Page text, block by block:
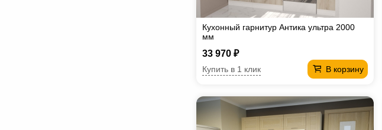
Кухонный гарнитур Антика ультра 2000
мм
33 970 ₽
В корзину
Купить в 1 клик